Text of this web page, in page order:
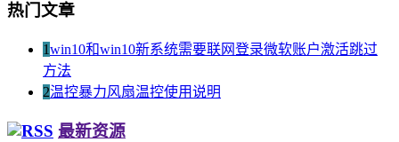
热门文章
1win10和win10新系统需要联网登录微软账户激活跳过
方法
2温控暴力风扇温控使用说明
最新资源